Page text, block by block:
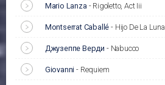
Mario Lanza - Rigoletto, Act Iii
Montserrat Caballé - Hijo De La Luna
Джузеппе Верди - Nabucco
Giovanni - Requiem